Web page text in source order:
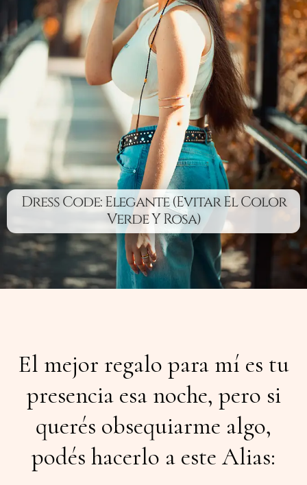
Dress Code: Elegante (Evitar El Color
Verde Y Rosa)
El mejor regalo para mí es tu
presencia esa noche, pero si
querés obsequiarme algo,
podés hacerlo a este Alias: